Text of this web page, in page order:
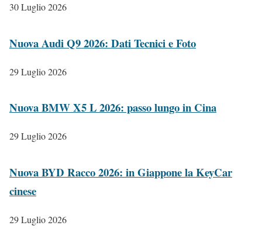
30 Luglio 2026
Nuova Audi Q9 2026: Dati Tecnici e Foto
29 Luglio 2026
Nuova BMW X5 L 2026: passo lungo in Cina
29 Luglio 2026
Nuova BYD Racco 2026: in Giappone la KeyCar
cinese
29 Luglio 2026